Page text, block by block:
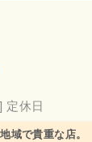
定休日
域で貴重な店。